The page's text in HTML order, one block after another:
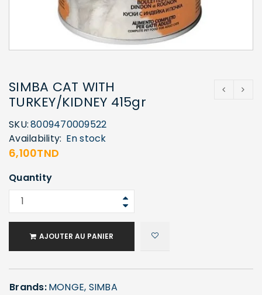
SIMBA CAT WITH
TURKEY/KIDNEY 415gr
SKU:8009470009522
Availability: En stock
6,100TND
Quantity
AJOUTER AU PANIER
Brands:MONGE, SIMBA